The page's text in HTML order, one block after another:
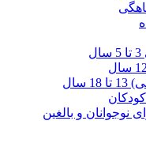
سال
و بالغین